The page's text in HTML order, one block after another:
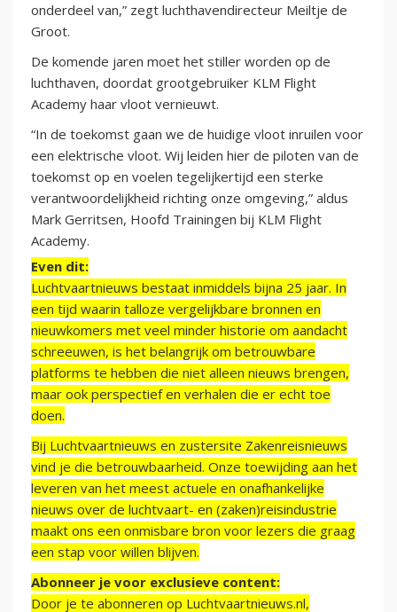
onderdeel van,” zegt luchthavendirecteur Meiltje de
Groot.
De komende jaren moet het stiller worden op de
luchthaven, doordat grootgebruiker KLM Flight
Academy haar vloot vernieuwt.
“In de toekomst gaan we de huidige vloot inruilen voor
een elektrische vloot. Wij leiden hier de piloten van de
toekomst op en voelen tegelijkertijd een sterke
verantwoordelijkheid richting onze omgeving,” aldus
Mark Gerritsen, Hoofd Trainingen bij KLM Flight
Academy.
Even dit:
Luchtvaartnieuws bestaat inmiddels bijna 25 jaar. In
een tijd waarin talloze vergelijkbare bronnen en
nieuwkomers met veel minder historie om aandacht
schreeuwen, is het belangrijk om betrouwbare
platforms te hebben die niet alleen nieuws brengen,
maar ook perspectief en verhalen die er echt toe
doen.
Bij Luchtvaartnieuws en zustersite Zakenreisnieuws
vind je die betrouwbaarheid. Onze toewijding aan het
leveren van het meest actuele en onafhankelijke
nieuws over de luchtvaart- en (zaken)reisindustrie
maakt ons een onmisbare bron voor lezers die graag
een stap voor willen blijven.
Abonneer je voor exclusieve content:
Door je te abonneren op Luchtvaartnieuws.nl,